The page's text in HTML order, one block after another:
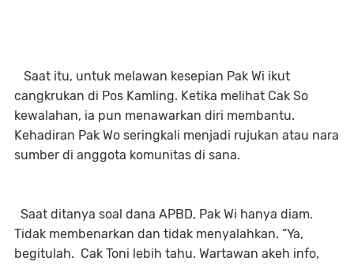
Saat itu, untuk melawan kesepian Pak Wi ikut
cangkrukan di Pos Kamling. Ketika melihat Cak So
kewalahan, ia pun menawarkan diri membantu.
Kehadiran Pak Wo seringkali menjadi rujukan atau nara
sumber di anggota komunitas di sana.
Saat ditanya soal dana APBD, Pak Wi hanya diam.
Tidak membenarkan dan tidak menyalahkan. “Ya,
begitulah. Cak Toni lebih tahu. Wartawan akeh info,